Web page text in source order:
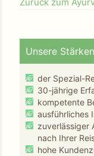
Unsere
der Spezial-
30-jährige
kompetente
ausführliches
zuverlässiger
nach Ihrer
hohe